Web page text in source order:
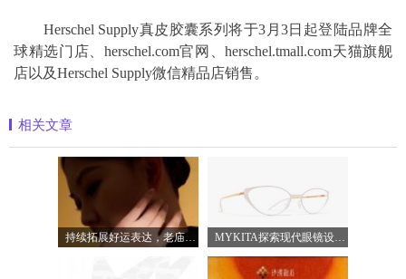
Herschel Supply真皮胶囊系列将于3月3日起登陆品牌全
球精选门店、herschel.com官网、herschel.tmall.com天猫旗舰
店以及Herschel Supply微信精品店销售。
相关文章
持续拓展好运表达，老庙蓄势下半年品牌